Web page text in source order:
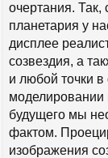
очертания.
планетария у
дисплее
созвездия, а
и любой точки
моделировании
будущего мы
фактом.
изображения